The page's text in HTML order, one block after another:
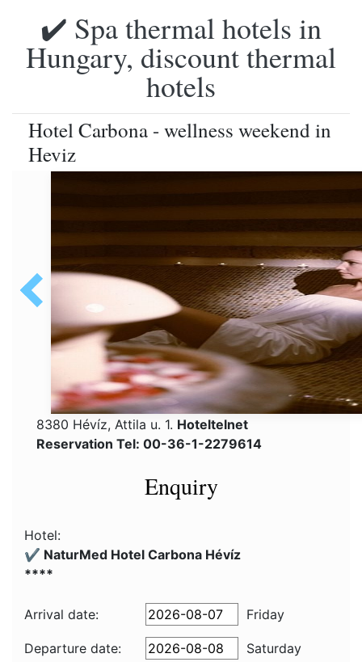
✔️ Spa thermal hotels in
Hungary, discount thermal
hotels
Hotel Carbona - wellness weekend in
Heviz
8380 Hévíz, Attila u. 1. Hoteltelnet
Reservation Tel: 00-36-1-2279614
Enquiry
Hotel:
✔️ NaturMed Hotel Carbona Hévíz
****
Arrival date: Friday
Departure date:
Saturday